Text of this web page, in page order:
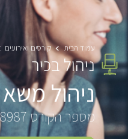
עמוד הבית קורסים ואירועים
ניהול בכיר
ניהול
מספר הקורס 28987